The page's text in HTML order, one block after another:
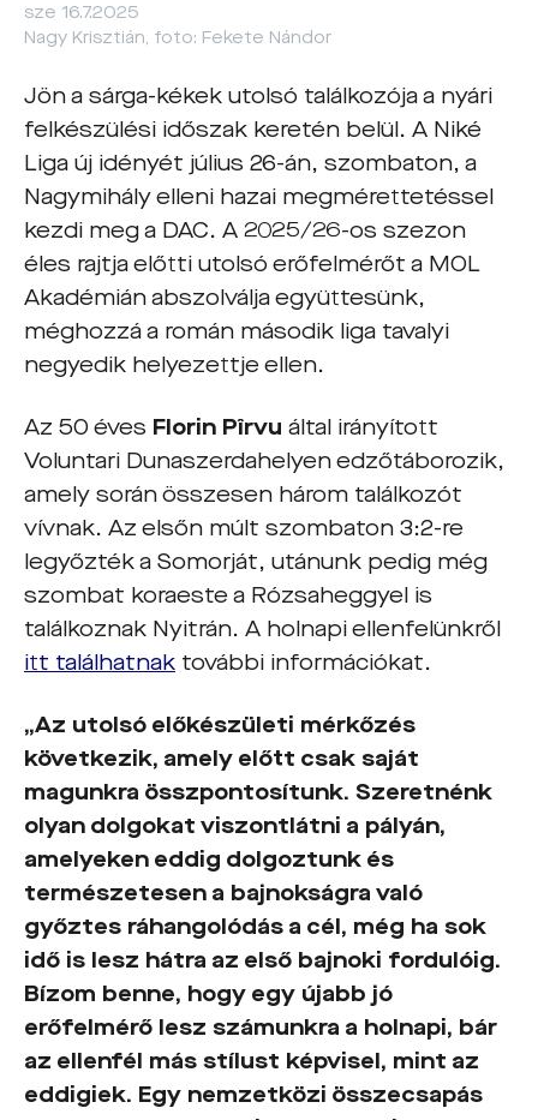
sze 16.7.2025
Nagy Krisztián, foto: Fekete Nándor
Jön a sárga-kékek utolsó találkozója a nyári
felkészülési időszak keretén belül. A Niké
Liga új idényét július 26-án, szombaton, a
Nagymihály elleni hazai megmérettetéssel
kezdi meg a DAC. A 2025/26-os szezon
éles rajtja előtti utolsó erőfelmérőt a MOL
Akadémián abszolválja együttesünk,
méghozzá a román második liga tavalyi
negyedik helyezettje ellen.
Az 50 éves Florin Pîrvu által irányított
Voluntari Dunaszerdahelyen edzőtáborozik,
amely során összesen három találkozót
vívnak. Az elsőn múlt szombaton 3:2-re
legyőzték a Somorját, utánunk pedig még
szombat koraeste a Rózsaheggyel is
találkoznak Nyitrán. A holnapi ellenfelünkről
itt találhatnak további információkat.
„Az utolsó előkészületi mérkőzés
következik, amely előtt csak saját
magunkra összpontosítunk. Szeretnénk
olyan dolgokat viszontlátni a pályán,
amelyeken eddig dolgoztunk és
természetesen a bajnokságra való
győztes ráhangolódás a cél, még ha sok
idő is lesz hátra az első bajnoki fordulóig.
Bízom benne, hogy egy újabb jó
erőfelmérő lesz számunkra a holnapi, bár
az ellenfél más stílust képvisel, mint az
eddigiek. Egy nemzetközi összecsapás